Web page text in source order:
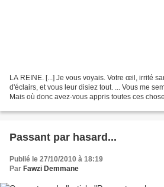
LA REINE. [...] Je vous voyais. Votre œil, irrité
d'éclairs, et vous leur disiez tout. ... Vous me
Mais où donc avez-vous appris toutes ces
Passant par hasard...
Publié le 27/10/2010 à 18:19
Par Fawzi Demmane